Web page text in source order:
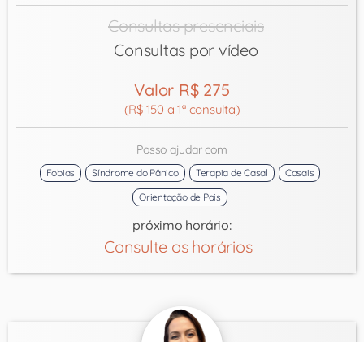
Consultas presenciais
Consultas por vídeo
Valor R$ 275
(R$ 150 a 1ª consulta)
Posso ajudar com
Fobias Síndrome do Pânico Terapia de Casal
Casais
Orientação de Pais
próximo horário:
Consulte os horários